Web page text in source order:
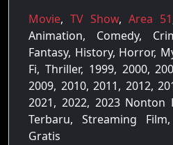
Movie, TV Show, Area 51
Animation, Comedy,
Fantasy, History, Horror,
Fi, Thriller, 1999, 2000,
2009, 2010, 2011, 2012,
2021, 2022, 2023 Nonton
Terbaru, Streaming
Gratis